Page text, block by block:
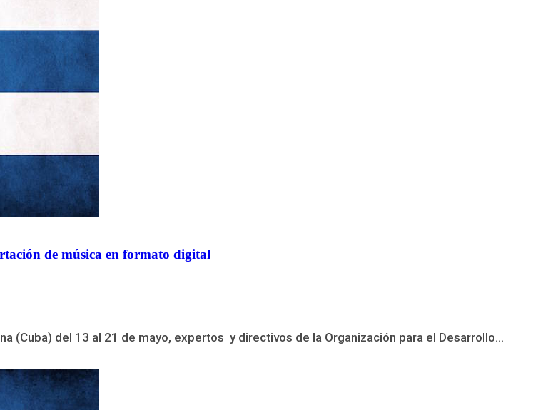
de música en formato digital
(Cuba) del 13 al 21 de mayo, expertos y directivos de la Organización para el Desarrollo...